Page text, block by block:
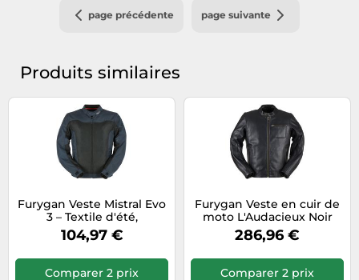
page précédente page suivante
Produits similaires
Furygan Veste Mistral Evo
3 – Textile d'été,
ventilation – Bleu/Noir S
Homme
104,97 €
Comparer 2 prix
Furygan Veste en cuir de
moto L'Audacieux Noir
Taille L Homme
286,96 €
Comparer 2 prix